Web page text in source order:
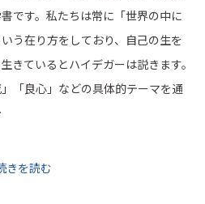
です。私たちは常に「世界の中に
う在り方をしており、自己の生を
きているとハイデガーは説きます。
「良心」などの具体的テーマを通
きを読む